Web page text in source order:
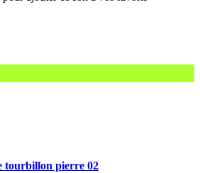
tourbillon pierre 02